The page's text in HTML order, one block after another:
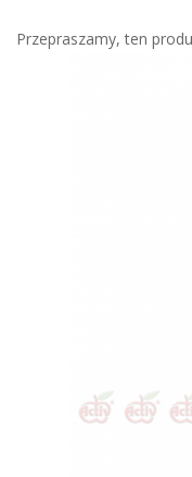
Przepraszamy, ten